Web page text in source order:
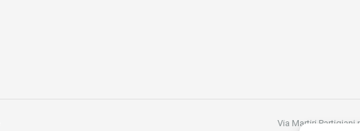
Via Martiri Partigiani